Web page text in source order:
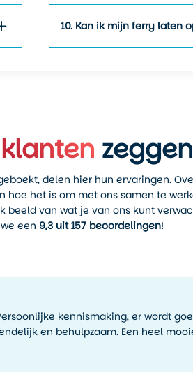
10. Kan ik mijn ferry laten
klanten zeggen
delen hier hun ervaringen.
hoe het is om met ons samen te
beeld van wat je van ons kunt
een 9,3 uit 157 beoordelingen!
kennismaking, er wordt
en behulpzaam. Een heel